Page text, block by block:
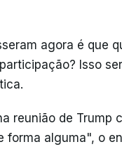
agora é que
Isso
reunião de Trump
forma alguma", o